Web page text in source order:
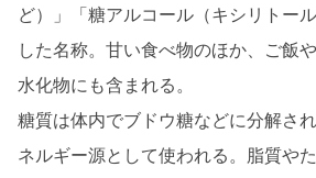
ど）」「糖アルコール（キシリトー
した名称。甘い食べ物のほか、ご飯
水化物にも含まれる。
糖質は体内でブドウ糖などに分解さ
ネルギー源として使われる。脂質や